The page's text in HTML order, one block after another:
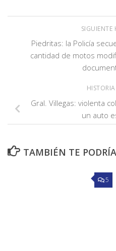
SIGUIENTE
Piedritas: la Policía
cantidad de motos
Gral. Villegas: violenta
un auto
TAMBIÉN TE
5